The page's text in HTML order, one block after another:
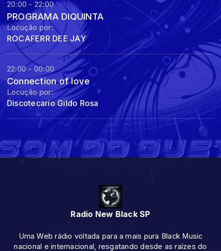
20:00 - 22:00
PROGRAMA DIQUINTA
Locução por:
ROCAFERR DEE JAY
22:00 - 00:00
Connection of love
Locução por:
Discotecario Gildo Rosa
Radio New Black SP
Uma Web rádio voltada para a mais pura Black Music
nacional e internacional, resgatando desde as raízes do